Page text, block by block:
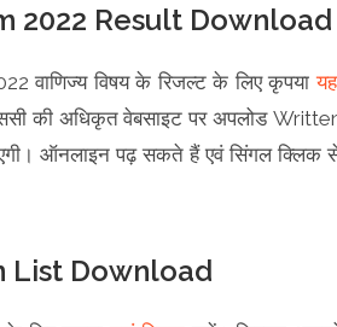
2022 Result Download
वाणिज्य विषय के रिजल्ट के लिए कृपया
की अधिकृत वेबसाइट पर अपलोड
ऑनलाइन पढ़ सकते हैं एवं सिंगल क्लिक
List Download